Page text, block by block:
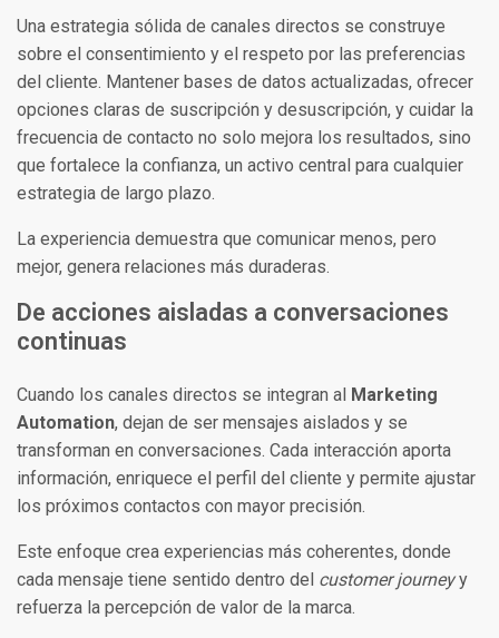
Una estrategia sólida de canales directos se construye
sobre el consentimiento y el respeto por las preferencias
del cliente. Mantener bases de datos actualizadas, ofrecer
opciones claras de suscripción y desuscripción, y cuidar la
frecuencia de contacto no solo mejora los resultados, sino
que fortalece la confianza, un activo central para cualquier
estrategia de largo plazo.
La experiencia demuestra que comunicar menos, pero
mejor, genera relaciones más duraderas.
De acciones aisladas a conversaciones
continuas
Cuando los canales directos se integran al Marketing
Automation, dejan de ser mensajes aislados y se
transforman en conversaciones. Cada interacción aporta
información, enriquece el perfil del cliente y permite ajustar
los próximos contactos con mayor precisión.
Este enfoque crea experiencias más coherentes, donde
cada mensaje tiene sentido dentro del customer journeyy
refuerza la percepción de valor de la marca.